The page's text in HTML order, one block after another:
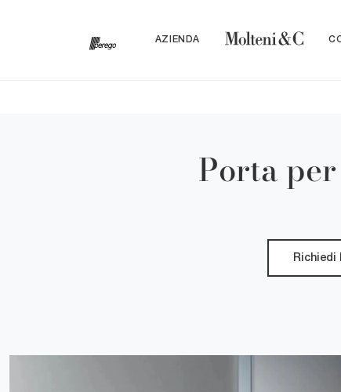
AZIENDA
Porta
Richiedi